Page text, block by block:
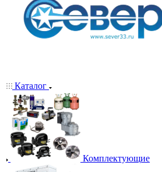
Каталог
Комплектующие